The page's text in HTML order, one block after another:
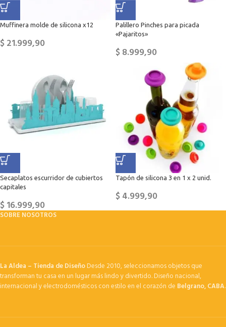
Muffinera molde de silicona x12
$21.999,90
Palillero Pinches para picada
«Pajaritos»
$8.999,90
Secaplatos escurridor de cubiertos
capitales
$16.999,90
Tapón de silicona 3 en 1 x 2 unid.
$4.999,90
SOBRE NOSOTROS
La Aldea – Tienda de DiseñoDesde 2010, seleccionamos objetos que
transforman tu casa en un lugar más lindo y divertido. Diseño nacional,
internacional y electrodomésticos con estilo en el corazón de Belgrano, CABA.